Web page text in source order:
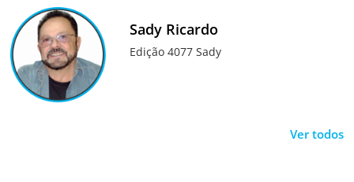
Sady Ricardo
Edição 4077 Sady
Ver todos